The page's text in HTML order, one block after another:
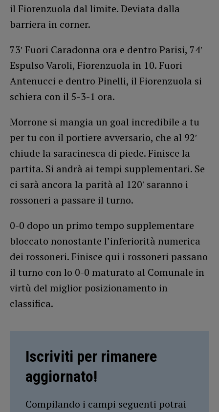
il Fiorenzuola dal limite. Deviata dalla
barriera in corner.
73′ Fuori Caradonna ora e dentro Parisi, 74′
Espulso Varoli, Fiorenzuola in 10. Fuori
Antenucci e dentro Pinelli, il Fiorenzuola si
schiera con il 5-3-1 ora.
Morrone si mangia un goal incredibile a tu
per tu con il portiere avversario, che al 92′
chiude la saracinesca di piede. Finisce la
partita. Si andrà ai tempi supplementari. Se
ci sarà ancora la parità al 120′ saranno i
rossoneri a passare il turno.
0-0 dopo un primo tempo supplementare
bloccato nonostante l’inferiorità numerica
dei rossoneri. Finisce qui i rossoneri passano
il turno con lo 0-0 maturato al Comunale in
virtù del miglior posizionamento in
classifica.
Iscriviti per rimanere
aggiornato!
Compilando i campi seguenti potrai